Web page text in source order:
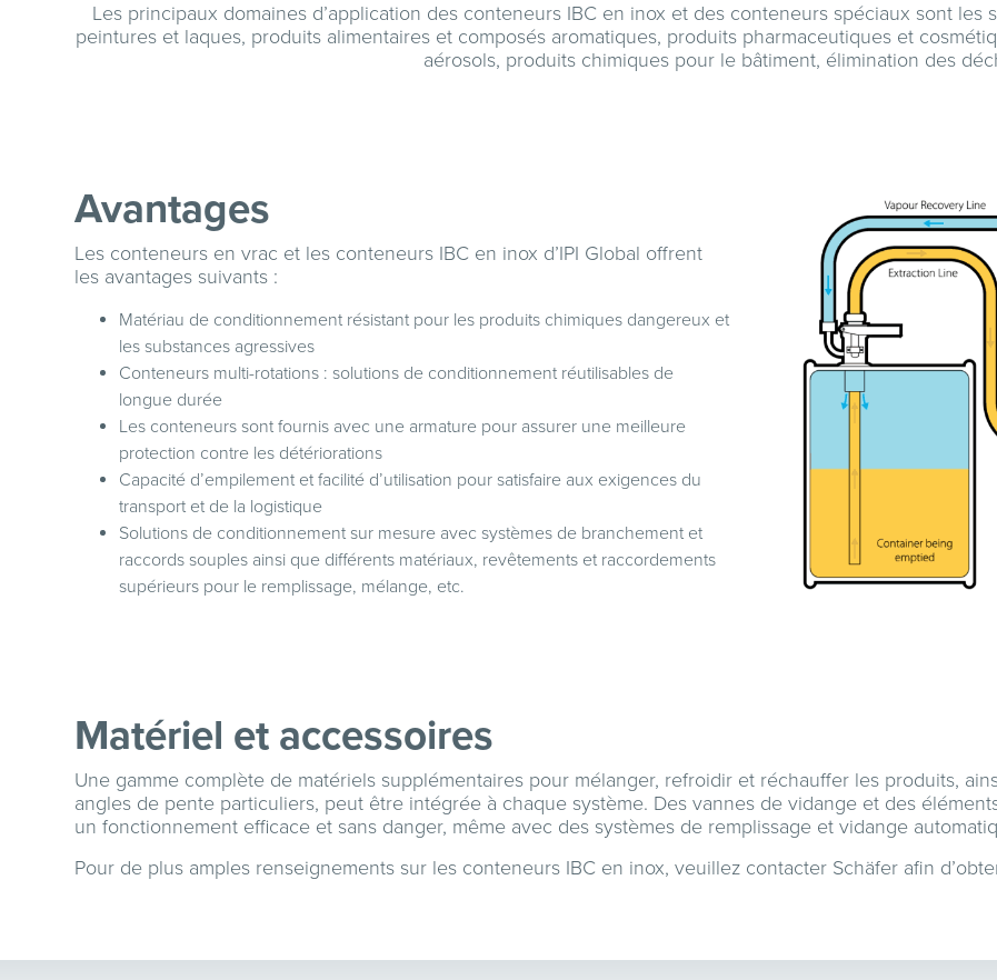
Les principaux domaines d’application des conteneurs IBC en inox et des conteneurs spéciaux sont
peintures et laques, produits alimentaires et composés aromatiques, produits pharmaceutiques et
aérosols, produits chimiques pour le bâtiment, élimination des
Avantages
Les conteneurs en vrac et les conteneurs IBC en inox d’IPI Global offrent
les avantages suivants :
Matériau de conditionnement résistant pour les produits chimiques dangereux et
les substances agressives
Conteneurs multi-rotations : solutions de conditionnement réutilisables de
longue durée
Les conteneurs sont fournis avec une armature pour assurer une meilleure
protection contre les détériorations
Capacité d’empilement et facilité d’utilisation pour satisfaire aux exigences du
transport et de la logistique
Solutions de conditionnement sur mesure avec systèmes de branchement et
raccords souples ainsi que différents matériaux, revêtements et raccordements
supérieurs pour le remplissage, mélange, etc.
Matériel et accessoires
Une gamme complète de matériels supplémentaires pour mélanger, refroidir et réchauffer les produits,
angles de pente particuliers, peut être intégrée à chaque système. Des vannes de vidange et des
un fonctionnement efficace et sans danger, même avec des systèmes de remplissage et vidange
Pour de plus amples renseignements sur les conteneurs IBC en inox, veuillez contacter Schäfer afin